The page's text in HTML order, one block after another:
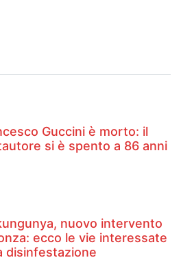
Guccini è morto: il
si è spento a 86 anni
nuovo intervento
ecco le vie interessate
disinfestazione